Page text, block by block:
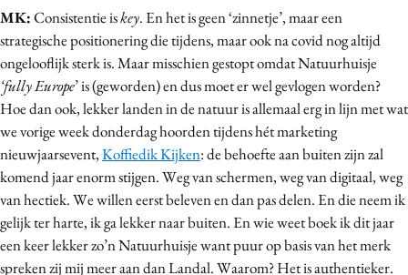
MK:Consistentie iskey. En het is geen ‘zinnetje’, maar een
strategische positionering die tijdens, maar ook na covid nog altijd
ongelooflijk sterk is. Maar misschien gestopt omdat Natuurhuisje
‘fully Europe’ is (geworden) en dus moet er wel gevlogen worden?
Hoe dan ook, lekker landen in de natuur is allemaal erg in lijn met wat
we vorige week donderdag hoorden tijdens hét marketing
nieuwjaarsevent,Koffiedik Kijken: de behoefte aan buiten zijn zal
komend jaar enorm stijgen. Weg van schermen, weg van digitaal, weg
van hectiek. We willen eerst beleven en dan pas delen. En die neem ik
gelijk ter harte, ik ga lekker naar buiten. En wie weet boek ik dit jaar
een keer lekker zo’n Natuurhuisje want puur op basis van het merk
spreken zij mij meer aan dan Landal. Waarom? Het is authentieker.